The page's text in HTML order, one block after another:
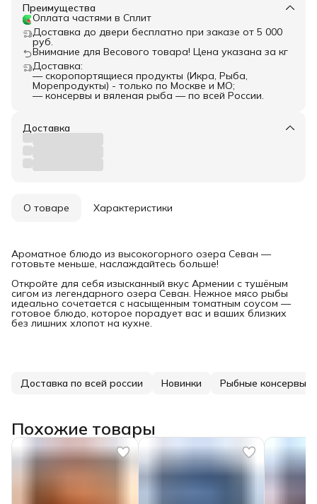
Преимущества
Оплата частями в Сплит
Доставка до двери бесплатно при заказе от 5 000
руб.
Внимание для Весового товара! Цена указана за кг
Доставка:
— скоропортящиеся продукты (Икра, Рыба,
Морепродукты) - только по Москве и МО;
— консервы и вяленая рыба — по всей России.
Доставка
О товаре Характеристики
Ароматное блюдо из высокогорного озера Севан —
готовьте меньше, наслаждайтесь больше!
Откройте для себя изысканный вкус Армении с тушёным
сигом из легендарного озера Севан. Нежное мясо рыбы
идеально сочетается с насыщенным томатным соусом —
готовое блюдо, которое порадует вас и ваших близких
без лишних хлопот на кухне.
Доставка по всей россии Новинки Рыбные консервы
Похожие товары